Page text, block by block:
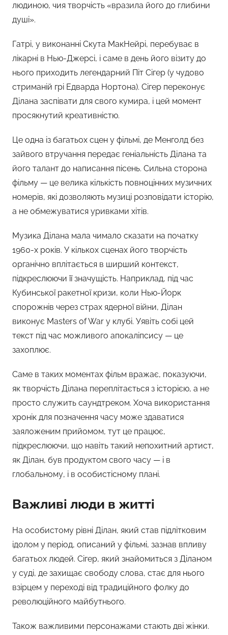
людиною, чия творчість «вразила його до глибини
душі».
Гатрі, у виконанні Скута МакНейрі, перебуває в
лікарні в Нью-Джерсі, і саме в день його візиту до
нього приходить легендарний Піт Сігер (у чудово
стриманій грі Едварда Нортона). Сігер переконує
Ділана заспівати для свого кумира, і цей момент
просякнутий креативністю.
Це одна із багатьох сцен у фільмі, де Менголд без
зайвого втручання передає геніальність Ділана та
його талант до написання пісень. Сильна сторона
фільму — це велика кількість повноцінних музичних
номерів, які дозволяють музиці розповідати історію,
а не обмежуватися уривками хітів.
Музика Ділана мала чимало сказати на початку
1960-х років. У кількох сценах його творчість
органічно вплітається в ширший контекст,
підкреслюючи її значущість. Наприклад, під час
Кубинської ракетної кризи, коли Нью-Йорк
спорожнів через страх ядерної війни, Ділан
виконує Masters of War у клубі. Уявіть собі цей
текст під час можливого апокаліпсису — це
захоплює.
Саме в таких моментах фільм вражає, показуючи,
як творчість Ділана переплітається з історією, а не
просто служить саундтреком. Хоча використання
хронік для позначення часу може здаватися
заяложеним прийомом, тут це працює,
підкреслюючи, що навіть такий непохитний артист,
як Ділан, був продуктом свого часу — і в
глобальному, і в особистісному плані.
Важливі люди в житті
На особистому рівні Ділан, який став підлітковим
ідолом у період, описаний у фільмі, зазнав впливу
багатьох людей. Сігер, який знайомиться з Діланом
у суді, де захищає свободу слова, стає для нього
взірцем у переході від традиційного фолку до
революційного майбутнього.
Також важливими персонажами стають дві жінки.